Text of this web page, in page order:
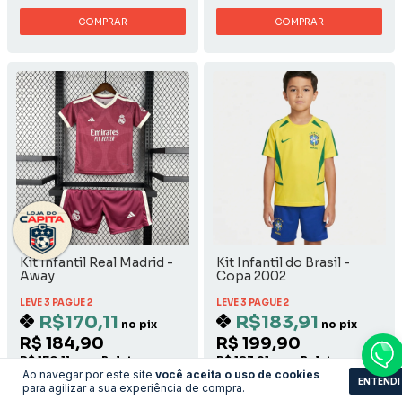
Ao navegar por este site você aceita o uso de cookies
para agilizar a sua experiência de compra.
ENTENDI
COMPRAR COMPRAR
Kit Infantil Real Madrid -
Away
LEVE 3 PAGUE 2
R$170,11 no pix
R$ 184,90
R$ 170,11 com Boleto
COMPRAR
Kit Infantil do Brasil -
Copa 2002
LEVE 3 PAGUE 2
R$183,91 no pix
R$ 199,90
R$ 183,91 com Boleto